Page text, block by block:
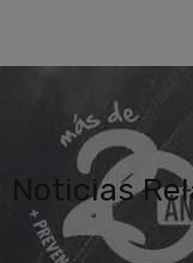
Noticias